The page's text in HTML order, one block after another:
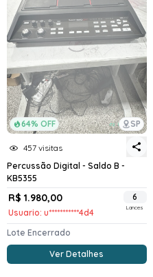
64% OFF SP
457 visitas
Percussão Digital - Saldo B -
KB5355
R$ 1.980,00
Usuario: u***********4d4
6
Lances
Lote Encerrado
Ver Detalhes